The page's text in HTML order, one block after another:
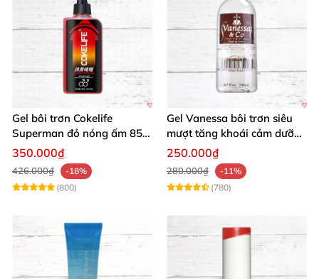
Gel bôi trơn Cokelife
Superman đỏ nóng ấm 85g
giảm đau rát
350.000₫
426.000₫
-18%
(800)
Gel Vanessa bôi trơn siêu
mượt tăng khoái cảm dưỡng
ẩm 200ml
250.000₫
280.000₫
-11%
(780)